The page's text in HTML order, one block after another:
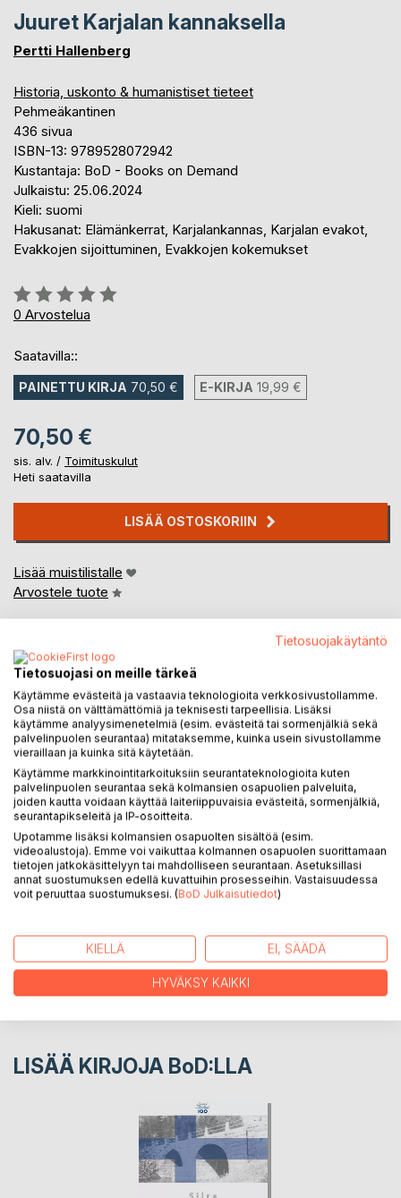
Juuret Karjalan kannaksella
Pertti Hallenberg
Historia, uskonto & humanistiset tieteet
Pehmeäkantinen
436 sivua
ISBN-13: 9789528072942
Kustantaja: BoD - Books on Demand
Julkaistu: 25.06.2024
Kieli: suomi
Hakusanat: Elämänkerrat, Karjalankannas, Karjalan evakot,
Evakkojen sijoittuminen, Evakkojen kokemukset
Arvostelu::
0%
0 Arvostelua
Saatavilla::
PAINETTU KIRJA 70,50 € E-KIRJA 19,99 €
70,50 €
sis. alv. / Toimituskulut
Heti saatavilla
LISÄÄ OSTOSKORIIN
Lisää muistilistalle
Arvostele tuote
KUVAUS
Yhden evakon tarina omin ja ystävien sanoin. Tutkittua
tietoa ja elettyä elämää.
KIRJAILIJA
LEHDISTÖARVOSTELUT
LUKIJA-ARVOSTELUT
LISÄÄ KIRJOJA BoD:LLA
Tietosuojakäytäntö
Tietosuojasi on meille tärkeä
Käytämme evästeitä ja vastaavia teknologioita verkkosivustollamme.
Osa niistä on välttämättömiä ja teknisesti tarpeellisia. Lisäksi
käytämme analyysimenetelmiä (esim. evästeitä tai sormenjälkiä sekä
palvelinpuolen seurantaa) mitataksemme, kuinka usein sivustollamme
vieraillaan ja kuinka sitä käytetään.
Käytämme markkinointitarkoituksiin seurantateknologioita kuten
palvelinpuolen seurantaa sekä kolmansien osapuolien palveluita,
joiden kautta voidaan käyttää laiteriippuvaisia evästeitä, sormenjälkiä,
seurantapikseleitä ja IP-osoitteita.
Upotamme lisäksi kolmansien osapuolten sisältöä (esim.
videoalustoja). Emme voi vaikuttaa kolmannen osapuolen suorittamaan
tietojen jatkokäsittelyyn tai mahdolliseen seurantaan. Asetuksillasi
annat suostumuksen edellä kuvattuihin prosesseihin. Vastaisuudessa
voit peruuttaa suostumuksesi. (BoD Julkaisutiedot)
KIELLÄ EI, SÄÄDÄ
HYVÄKSY KAIKKI